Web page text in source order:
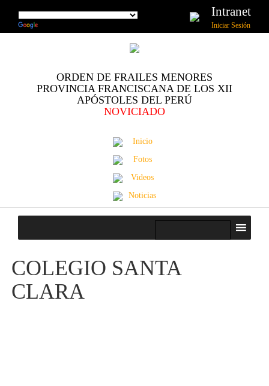
Intranet
Iniciar Sesión
ORDEN DE FRAILES MENORES
PROVINCIA FRANCISCANA DE LOS XII
APÓSTOLES DEL PERÚ
NOVICIADO
Inicio
Fotos
Videos
Noticias
COLEGIO SANTA
CLARA